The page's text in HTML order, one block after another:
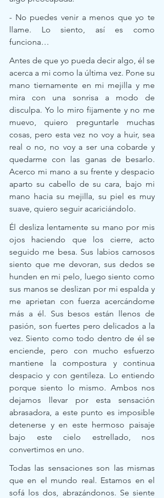
- No puedes venir a menos que yo te
llame. Lo siento, así es como
funciona…
Antes de que yo pueda decir algo, él se
acerca a mi como la última vez. Pone su
mano tiernamente en mi mejilla y me
mira con una sonrisa a modo de
disculpa. Yo lo miro fijamente y no me
muevo, quiero preguntarle muchas
cosas, pero esta vez no voy a huir, sea
real o no, no voy a ser una cobarde y
quedarme con las ganas de besarlo.
Acerco mi mano a su frente y despacio
aparto su cabello de su cara, bajo mi
mano hacia su mejilla, su piel es muy
suave, quiero seguir acariciándolo.
Él desliza lentamente su mano por mis
ojos haciendo que los cierre, acto
seguido me besa. Sus labios carnosos
siento que me devoran, sus dedos se
hunden en mi pelo, luego siento como
sus manos se deslizan por mi espalda y
me aprietan con fuerza acercándome
más a él. Sus besos están llenos de
pasión, son fuertes pero delicados a la
vez. Siento como todo dentro de él se
enciende, pero con mucho esfuerzo
mantiene la compostura y continua
despacio y con gentileza. Lo entiendo
porque siento lo mismo. Ambos nos
dejamos llevar por esta sensación
abrasadora, a este punto es imposible
detenerse y en este hermoso paisaje
bajo este cielo estrellado, nos
convertimos en uno.
Todas las sensaciones son las mismas
que en el mundo real. Estamos en el
sofá los dos, abrazándonos. Se siente